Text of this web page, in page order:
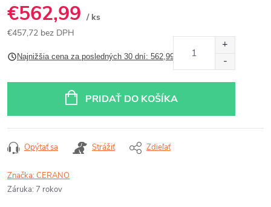
€562,99 / ks
€457,72 bez DPH
cena:Najnižšia cena za posledných 30 dní: 562,99 €
PRIDAŤ DO KOŠÍKA
Opýtať sa Strážiť Zdieľať
Značka:CERANO
Záruka: 7 rokov